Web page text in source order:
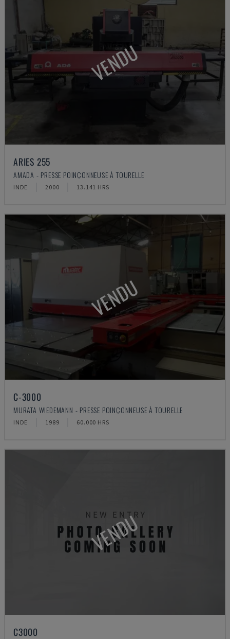
VENDU
ARIES 255
AMADA - PRESSE POINÇONNEUSE À TOURELLE
INDE 2000 13.141 HRS
VENDU
C-3000
MURATA WIEDEMANN - PRESSE POINÇONNEUSE À TOURELLE
INDE 1989 60.000 HRS
VENDU
C3000